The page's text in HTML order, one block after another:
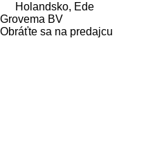
Holandsko, Ede
Grovema BV
Obráťte sa na predajcu